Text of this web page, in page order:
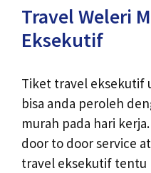
Travel Weleri
Eksekutif
Tiket travel eksekutif
bisa anda peroleh
murah pada hari
door to door service
travel eksekutif tentu